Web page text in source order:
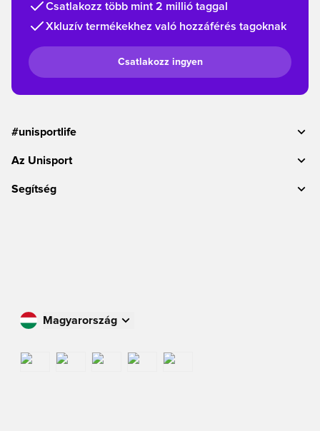
Csatlakozz több mint 2 millió taggal
Xkluzív termékekhez való hozzáférés tagoknak
Csatlakozz ingyen
#unisportlife
Az Unisport
Segítség
Magyarország